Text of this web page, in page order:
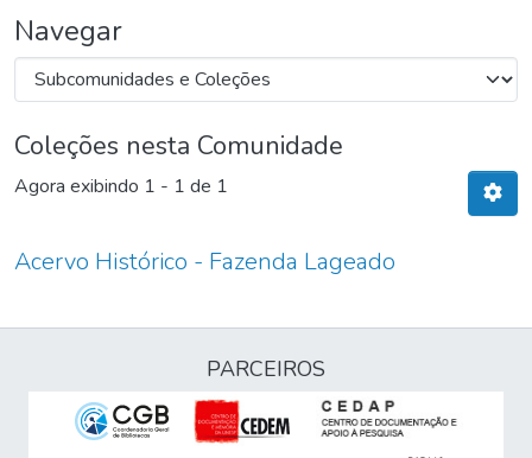
Navegar
Coleções nesta Comunidade
Agora exibindo 1 - 1 de 1
Acervo Histórico - Fazenda Lageado
PARCEIROS